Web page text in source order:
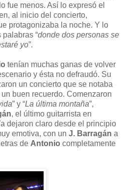
fue menos. Así lo expresó el
al inicio del concierto,
protagonizaba la noche. Y lo
“donde dos personas se
yo”.
tenían muchas ganas de volver
y ésta no defraudó. Su
un concierto que se notaba
buen recuerdo. Comenzaron
” y “La última montaña”,
, el último guitarrista en
dejaron claro desde el principio
emotiva, con un J. Barragán a
de Antonio completamente